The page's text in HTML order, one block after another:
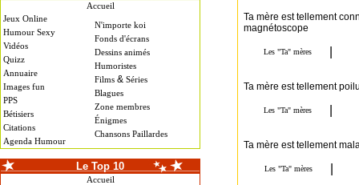
Accueil
Jeux Online
Humour Sexy
Vidéos
Quizz
Annuaire
Images fun
PPS
Bétisiers
Citations
Agenda Humour
N'importe koi
Fonds d'écrans
Dessins animés
Humoristes
Films & Séries
Blagues
Zone membres
Énigmes
Chansons Paillardes
Le Top 10
Accueil
Ta mère est tellement
magnétoscope
Ta mère est tellement
Ta mère est tellement